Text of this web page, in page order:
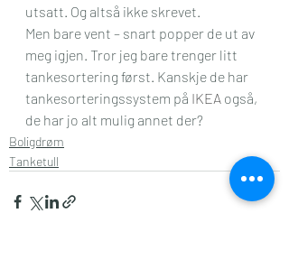
utsatt. Og altså ikke skrevet.
Men bare vent – snart popper de ut av
meg igjen. Tror jeg bare trenger litt
tankesortering først. Kanskje de har
tankesorteringssystem på IKEA også,
de har jo alt mulig annet der?
Boligdrøm
Tanketull